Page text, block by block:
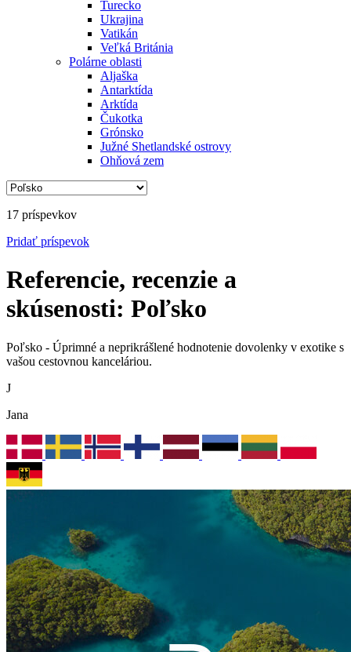
Turecko
Ukrajina
Vatikán
Veľká Británia
Polárne oblasti
Aljaška
Antarktída
Arktída
Čukotka
Grónsko
Južné Shetlandské ostrovy
Ohňová zem
17 príspevkov
Pridať príspevok
Referencie, recenzie a
skúsenosti: Poľsko
Poľsko - Úprimné a neprikrášlené hodnotenie dovolenky v exotike s
vašou cestovnou kanceláriou.
J
Jana